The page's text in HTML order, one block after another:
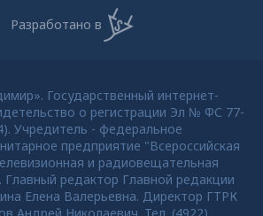
Разработано в
Государственный интернет-
о регистрации Эл № ФС 77-
Учредитель - федеральное
предприятие "Всероссийская
и радиовещательная
редактор Главной редакции
Елена Валерьевна. Директор ГТРК